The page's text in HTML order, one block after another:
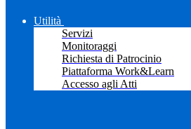
Utilità
Servizi
Monitoraggi
Richiesta di Patrocinio
Piattaforma Work&Learn
Accesso agli Atti